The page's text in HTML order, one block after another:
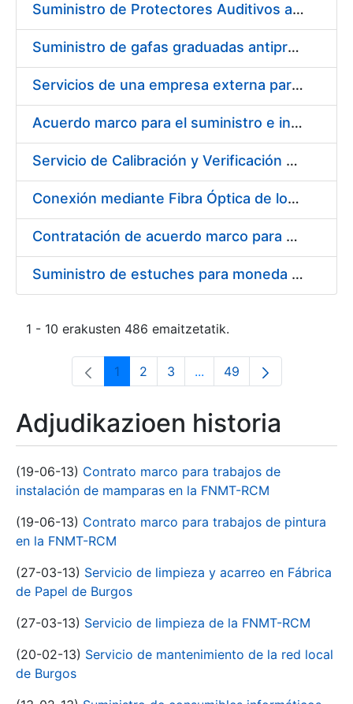
Suministro de Protectores Auditivos a medida para las personas trabajadoras de los Centros de Trabajo de Madrid y Burgos
Suministro de gafas graduadas antiproyecciones para los trabajadores de la FNMT-RCM en los centros de trabajo de Madrid y Burgos
Servicios de una empresa externa para el asesoramiento y resolución de los recursos de alzada que se presentan relacionados con procesos de selección para la FNMT-RCM
Acuerdo marco para el suministro e instalación de persianas, estores y otros complementos
Servicio de Calibración y Verificación Externa de los Equipos de Medición del Servicio de Prevención de la FNMT-RCM
Conexión mediante Fibra Óptica de los Centros de Proceso de Datos (CPDs) de las sedes de la FNMT-RCM de Burgos y Madrid
Contratación de acuerdo marco para el Suministro de Material de Electricidad para la Fábrica Nacional de Moneda y Timbre-Real Casa de la Moneda en su centro de trabajo de Burgos
Suministro de estuches para moneda de 30 €
1 - 10 erakusten 486 emaitzetatik.
Orrialdea
1 Orrialdea
2 Orrialdea
3 ...Intermediate Pages Use
Orrialdea
49
Adjudikazioen historia
(19-06-13) Contrato marco para trabajos de
instalación de mamparas en la FNMT-RCM
(19-06-13) Contrato marco para trabajos de pintura
en la FNMT-RCM
(27-03-13) Servicio de limpieza y acarreo en Fábrica
de Papel de Burgos
(27-03-13) Servicio de limpieza de la FNMT-RCM
(20-02-13) Servicio de mantenimiento de la red local
de Burgos